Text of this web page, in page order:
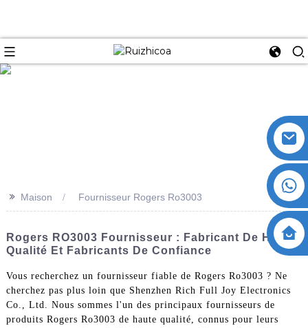
>> Maison Fournisseur Rogers Ro3003
Rogers RO3003 Fournisseur : Fabricant De Haute
Qualité Et Fabricants De Confiance
Vous recherchez un fournisseur fiable de Rogers Ro3003 ? Ne
cherchez pas plus loin que Shenzhen Rich Full Joy Electronics
Co., Ltd. Nous sommes l'un des principaux fournisseurs de
produits Rogers Ro3003 de haute qualité, connus pour leurs